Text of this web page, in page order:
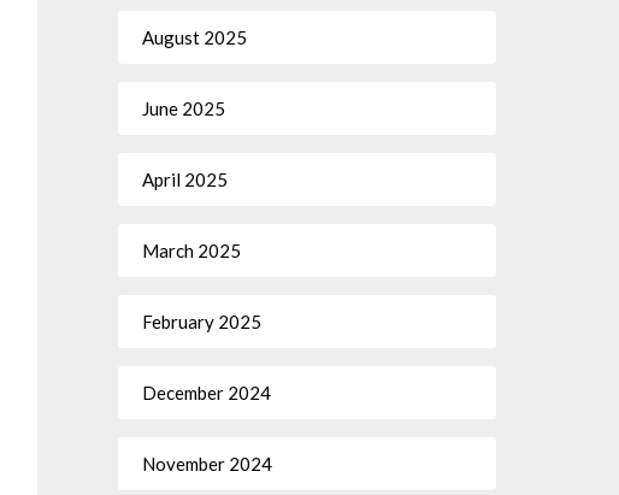
August 2025
June 2025
April 2025
March 2025
February 2025
December 2024
November 2024